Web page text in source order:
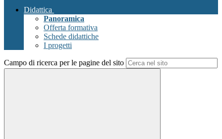
Didattica
Panoramica
Offerta formativa
Schede didattiche
I progetti
Campo di ricerca per le pagine del sito